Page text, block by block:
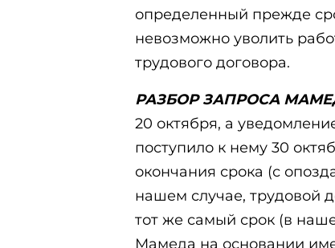
определенный прежде
невозможно уволить
трудового договора.
РАЗБОР ЗАПРОСА
20 октября, а
поступило к нему 30
окончания срока (с
нашем случае, трудовой
тот же самый срок (в
Мамеда на основании